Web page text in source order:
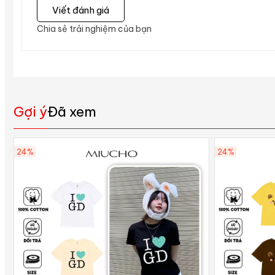
Viết đánh giá
Chia sẻ trải nghiệm của bạn
Gợi ýĐã xem
24% 24%